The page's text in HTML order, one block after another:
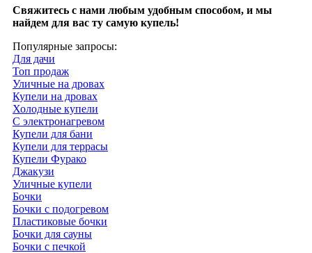
Свяжитесь с нами любым удобным способом, и мы
найдем для вас ту самую купель!
Популярные запросы:
Для дачи
Топ продаж
Уличные на дровах
Купели на дровах
Холодные купели
С электронагревом
Купели для бани
Купели для террасы
Купели Фурако
Джакузи
Уличные купели
Бочки
Бочки с подогревом
Пластиковые бочки
Бочки для сауны
Бочки с печкой